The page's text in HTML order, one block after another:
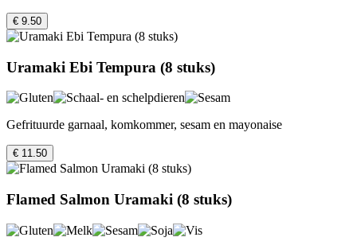
€ 9.50
Uramaki Ebi Tempura (8 stuks)
Gefrituurde garnaal, komkommer, sesam en mayonaise
€ 11.50
Flamed Salmon Uramaki (8 stuks)